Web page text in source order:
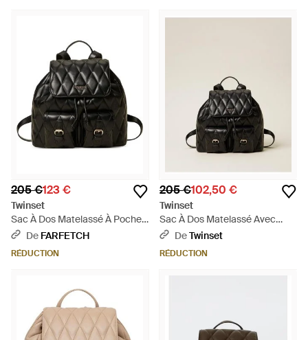
205 €123 €
Twinset
Sac À Dos Matelassé À Poches
- Noir
De FARFETCH
RÉDUCTION
205 €102,50 €
Twinset
Sac À Dos Matelassé Avec
Poches - Noir
DeTwinset
RÉDUCTION